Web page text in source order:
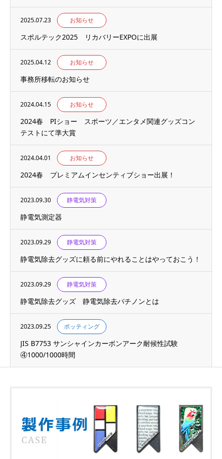
2025.07.23 お知らせ
スポルテック2025 リカバリーEXPOに出展
2025.04.12 お知らせ
事務所移転のお知らせ
2024.04.15 お知らせ
2024春 PIショー スポーツ／エンタメ関連グッズコン
テストにて準大賞
2024.04.01 お知らせ
2024春 プレミアムインセンティブショー出展！
2023.09.30 静電気対策
静電気測定器
2023.09.29 静電気対策
静電気除去グッズに頼る前にやれることはやっておこう！
2023.09.29 静電気対策
静電気除去グッズ 静電気除去パチノンとは
2023.09.25 ポッティング
JIS B7753 サンシャインカーボンアーク耐候性試験
④1000/1000時間